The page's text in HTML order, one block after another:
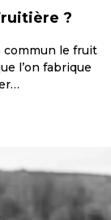
?
commun le fruit
l’on fabrique